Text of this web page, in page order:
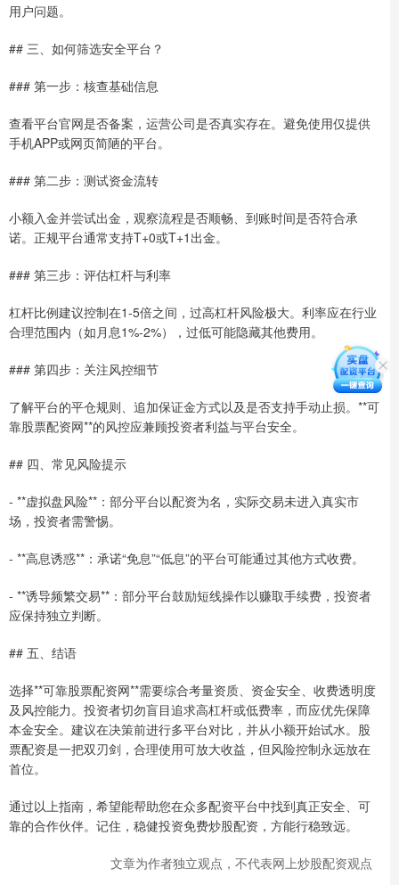
用户问题。
## 三、如何筛选安全平台？
### 第一步：核查基础信息
查看平台官网是否备案，运营公司是否真实存在。避免使用仅提供
手机APP或网页简陋的平台。
### 第二步：测试资金流转
小额入金并尝试出金，观察流程是否顺畅、到账时间是否符合承
诺。正规平台通常支持T+0或T+1出金。
### 第三步：评估杠杆与利率
杠杆比例建议控制在1-5倍之间，过高杠杆风险极大。利率应在行业
合理范围内（如月息1%-2%），过低可能隐藏其他费用。
### 第四步：关注风控细节
了解平台的平仓规则、追加保证金方式以及是否支持手动止损。**可
靠股票配资网**的风控应兼顾投资者利益与平台安全。
## 四、常见风险提示
- **虚拟盘风险**：部分平台以配资为名，实际交易未进入真实市
场，投资者需警惕。
- **高息诱惑**：承诺“免息”“低息”的平台可能通过其他方式收费。
- **诱导频繁交易**：部分平台鼓励短线操作以赚取手续费，投资者
应保持独立判断。
## 五、结语
选择**可靠股票配资网**需要综合考量资质、资金安全、收费透明度
及风控能力。投资者切勿盲目追求高杠杆或低费率，而应优先保障
本金安全。建议在决策前进行多平台对比，并从小额开始试水。股
票配资是一把双刃剑，合理使用可放大收益，但风险控制永远放在
首位。
通过以上指南，希望能帮助您在众多配资平台中找到真正安全、可
靠的合作伙伴。记住，稳健投资免费炒股配资，方能行稳致远。
文章为作者独立观点，不代表网上炒股配资观点